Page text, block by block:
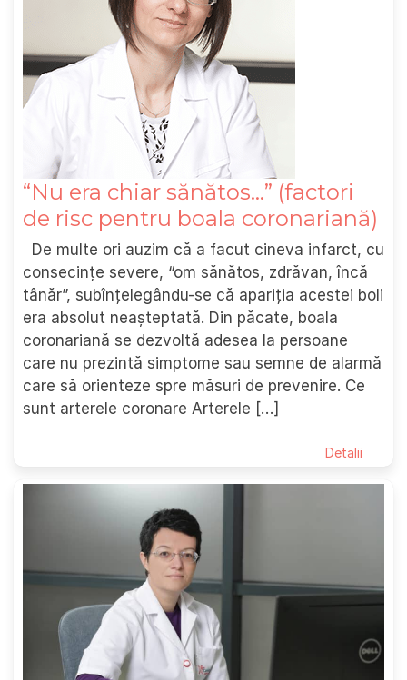
“Nu era chiar sănătos…” (factori
de risc pentru boala coronariană)
De multe ori auzim că a facut cineva infarct, cu
consecințe severe, “om sănătos, zdrăvan, încă
tânăr”, subînțelegându-se că apariția acestei boli
era absolut neașteptată. Din păcate, boala
coronariană se dezvoltă adesea la persoane
care nu prezintă simptome sau semne de alarmă
care să orienteze spre măsuri de prevenire. Ce
sunt arterele coronare Arterele […]
Detalii